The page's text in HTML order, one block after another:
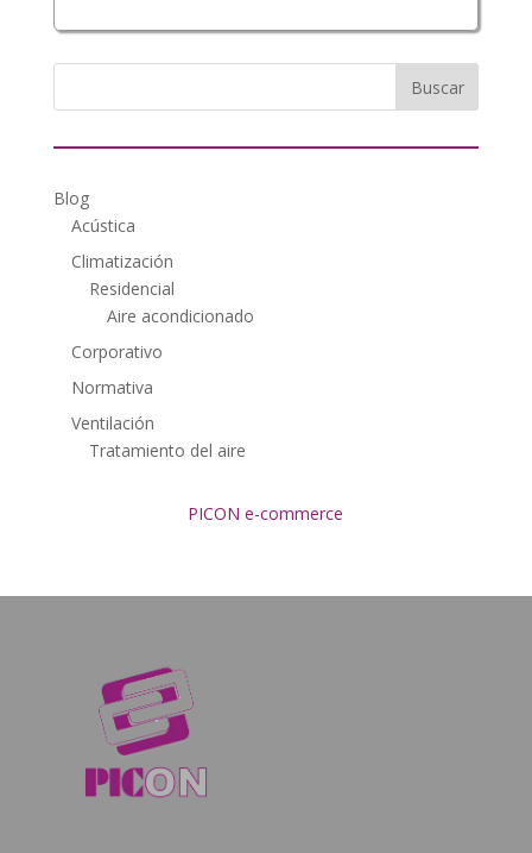
Blog
Acústica
Climatización
Residencial
Aire acondicionado
Corporativo
Normativa
Ventilación
Tratamiento del aire
PICON e-commerce